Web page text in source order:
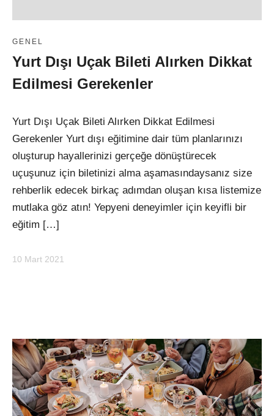
GENEL
Yurt Dışı Uçak Bileti Alırken Dikkat
Edilmesi Gerekenler
Yurt Dışı Uçak Bileti Alırken Dikkat Edilmesi
Gerekenler Yurt dışı eğitimine dair tüm planlarınızı
oluşturup hayallerinizi gerçeğe dönüştürecek
uçuşunuz için biletinizi alma aşamasındaysanız size
rehberlik edecek birkaç adımdan oluşan kısa listemize
mutlaka göz atın! Yepyeni deneyimler için keyifli bir
eğitim […]
10 Mart 2021